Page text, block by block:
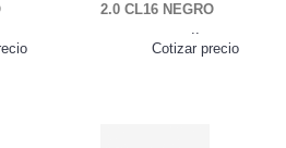
2.0 CL16 NEGRO
..
Cotizar precio